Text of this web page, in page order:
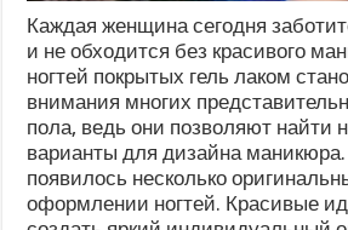
Каждая женщина сегодня
и не обходится без красивого
ногтей покрытых гель лаком
внимания многих
пола, ведь они позволяют найти
варианты для дизайна маникюра.
появилось несколько
оформлении ногтей. Красивые